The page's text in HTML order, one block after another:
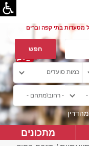
מסעדות בתי קפה וברים
מהדרין
מתכונים